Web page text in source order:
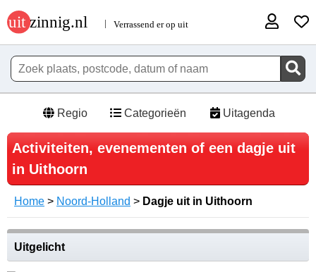
Regio Categorieën Uitagenda
Activiteiten, evenementen of een dagje uit
in Uithoorn
Home > Noord-Holland > Dagje uit in Uithoorn
Uitgelicht